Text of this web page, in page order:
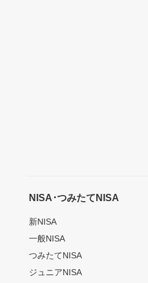
NISA･つみたてNISA
新NISA
一般NISA
つみたてNISA
ジュニアNISA